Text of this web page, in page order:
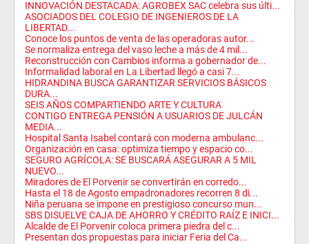
INNOVACIÓN DESTACADA: AGROBEX SAC celebra sus últi...
ASOCIADOS DEL COLEGIO DE INGENIEROS DE LA
LIBERTAD...
Conoce los puntos de venta de las operadoras autor...
Se normaliza entrega del vaso leche a más de 4 mil...
Reconstrucción con Cambios informa a gobernador de...
Informalidad laboral en La Libertad llegó a casi 7...
HIDRANDINA BUSCA GARANTIZAR SERVICIOS BÁSICOS
DURA...
SEIS AÑOS COMPARTIENDO ARTE Y CULTURA
CONTIGO ENTREGA PENSIÓN A USUARIOS DE JULCÁN
MEDIA...
Hospital Santa Isabel contará con moderna ambulanc...
Organización en casa: optimiza tiempo y espacio co...
SEGURO AGRÍCOLA: SE BUSCARÁ ASEGURAR A 5 MIL
NUEVO...
Miradores de El Porvenir se convertirán en corredo...
Hasta el 18 de Agosto empadronadores recorren 8 di...
Niña peruana se impone en prestigioso concurso mun...
SBS DISUELVE CAJA DE AHORRO Y CRÉDITO RAÍZ E INICI...
Alcalde de El Porvenir coloca primera piedra del c...
Presentan dos propuestas para iniciar Feria del Ca...